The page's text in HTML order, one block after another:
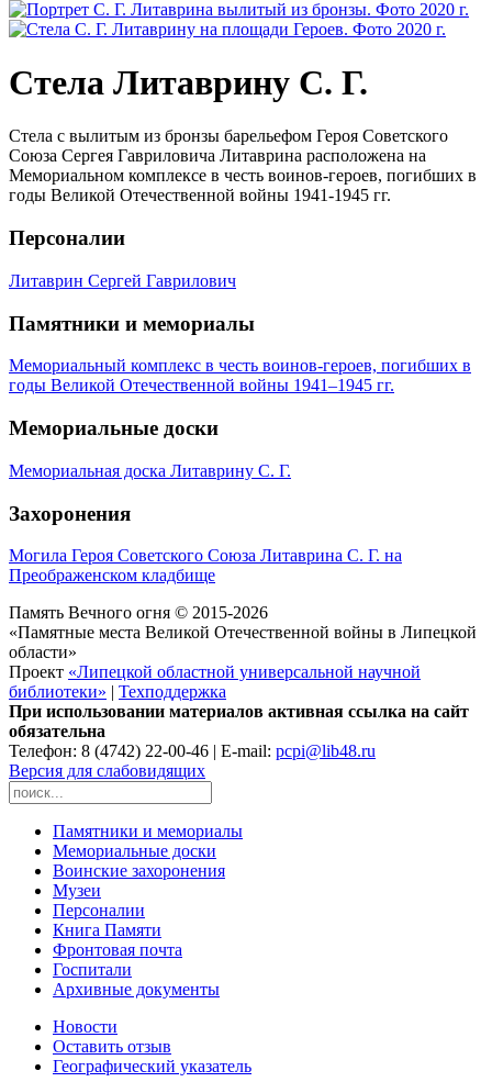
Стела Литаврину С. Г.
Стела с вылитым из бронзы барельефом Героя Советского
Союза Сергея Гавриловича Литаврина расположена на
Мемориальном комплексе в честь воинов-героев, погибших в
годы Великой Отечественной войны 1941-1945 гг.
Персоналии
Литаврин Сергей Гаврилович
Памятники и мемориалы
Мемориальный комплекс в честь воинов-героев, погибших в
годы Великой Отечественной войны 1941–1945 гг.
Мемориальные доски
Мемориальная доска Литаврину С. Г.
Захоронения
Могила Героя Советского Союза Литаврина С. Г. на
Преображенском кладбище
Память Вечного огня © 2015-2026
«Памятные места Великой Отечественной войны в Липецкой
области»
Проект «Липецкой областной универсальной научной
библиотеки» | Техподдержка
При использовании материалов активная ссылка на сайт
обязательна
Телефон: 8 (4742) 22-00-46 | E-mail: pcpi@lib48.ru
Версия для слабовидящих
Памятники и мемориалы
Мемориальные доски
Воинские захоронения
Музеи
Персоналии
Книга Памяти
Фронтовая почта
Госпитали
Архивные документы
Новости
Оставить отзыв
Географический указатель